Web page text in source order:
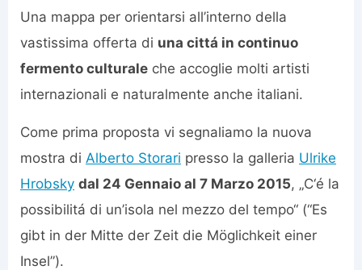
Una mappa per orientarsi all’interno della
vastissima offerta di una cittá in continuo
fermento culturale che accoglie molti artisti
internazionali e naturalmente anche italiani.
Come prima proposta vi segnaliamo la nuova
mostra di Alberto Storari presso la galleria Ulrike
Hrobsky dal 24 Gennaio al 7 Marzo 2015, „C‘é la
possibilitá di un’isola nel mezzo del tempo“ (“Es
gibt in der Mitte der Zeit die Möglichkeit einer
Insel”).